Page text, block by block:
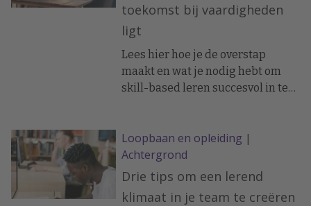
toekomst bij vaardigheden
ligt
Lees hier hoe je de overstap
maakt en wat je nodig hebt om
skill-based leren succesvol in te
Loopbaan en opleiding |
Achtergrond
Drie tips om een lerend
klimaat in je team te creëren